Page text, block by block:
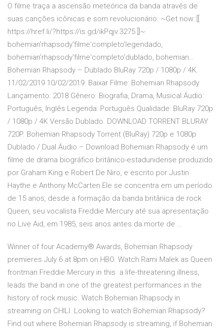
O filme traça a ascensão meteórica da banda através de
suas canções icônicas e som revolucionário. ~Get now::[[
https://href.li/?https://is.gd/ikPqjv:3275 ]]~
bohemian'rhapsody'filme'completo'legendado,
bohemian'rhapsody'filme'completo'dublado, bohemian…
Bohemian Rhapsody – Dublado BluRay 720p / 1080p / 4K.
11/02/2019 10/02/2019. Baixar Filme: Bohemian Rhapsody
Lançamento: 2018 Gênero: Biografia, Drama, Musical Áudio:
Português, Inglês Legenda: Português Qualidade: BluRay 720p
/ 1080p / 4K Versão Dublado. DOWNLOAD TORRENT BLURAY
720P. Bohemian Rhapsody Torrent (BluRay) 720p e 1080p
Dublado / Dual Áudio – Download Bohemian Rhapsody é um
filme de drama biográfico britânico-estadunidense produzido
por Graham King e Robert De Niro, e escrito por Justin
Haythe e Anthony McCarten.Ele se concentra em um período
de 15 anos, desde a formação da banda britânica de rock
Queen, seu vocalista Freddie Mercury até sua apresentação
no Live Aid, em 1985, seis anos antes da morte de …
Winner of four Academy® Awards, Bohemian Rhapsody
premieres July 6 at 8pm on HBO. Watch Rami Malek as Queen
frontman Freddie Mercury in this a life-threatening illness,
leads the band in one of the greatest performances in the
history of rock music. Watch Bohemian Rhapsody in
streaming on CHILI. Looking to watch Bohemian Rhapsody?
Find out where Bohemian Rhapsody is streaming, if Bohemian